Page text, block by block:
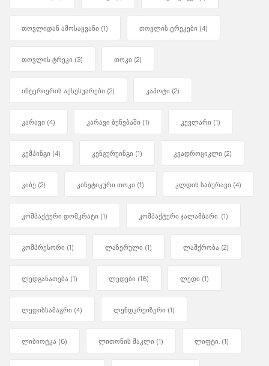
თოვლიდან ამოსაყვანი (1) თოვლის ტრეკები (4)
თოვლის ტრეკი (3) თოკი (2)
ინტერიერის აქსესუარები (2) კაპოტი (2)
კარავი (4) კარავი ბუნებაში (1) კევლარი (1)
კემპინგი (4) კენგურუინგი (1) კვადროციკლი (2)
კიბე (2) კინეტიკური თოკი (1) კლდის საბურავი (4)
კომპაქტური დომკრატი (1) კომპაქტური ჯალამბარი. (1)
კომპრესორი (1) ლაზერული (1) ლაშქრობა (2)
ლედგანათება (1) ლედები (16) ლედი (1)
ლედისსამაგრი (4) ლენდკრუიზერი (1)
ლიბიოტკა (6) ლითონის შაკლი (1) ლიფტი. (1)